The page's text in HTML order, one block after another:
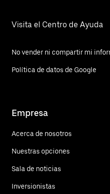
Visita el Centro de Ayuda
No vender ni compartir mi
Política de datos de Google
Empresa
Acerca de nosotros
Nuestras opciones
Sala de noticias
Inversionistas